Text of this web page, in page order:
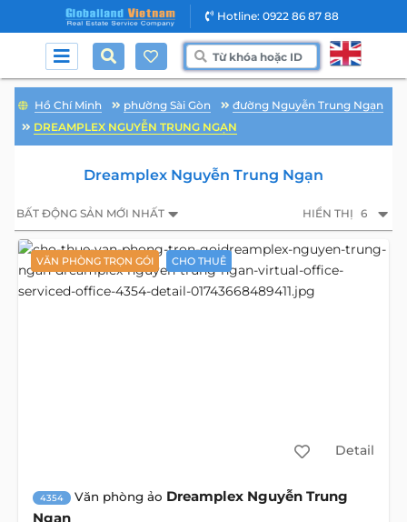
Hotline: 0922 86 87 88
Hồ Chí Minh phường Sài Gòn
đường Nguyễn Trung Ngạn
DREAMPLEX NGUYỄN TRUNG NGẠN
Dreamplex Nguyễn Trung Ngạn
BẤT ĐỘNG SẢN MỚI NHẤT HIỂN THỊ 6
VĂN PHÒNG TRỌN GÓI CHO THUÊ
Detail
4354 Văn phòng ảo Dreamplex Nguyễn Trung
Ngạn